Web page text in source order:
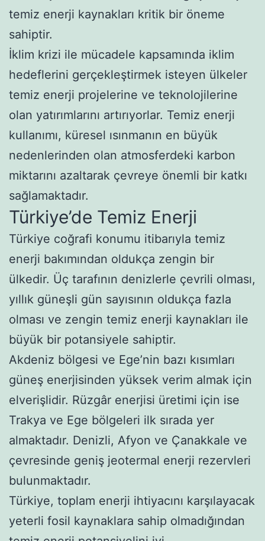
temiz enerji kaynakları kritik bir öneme
sahiptir.
İklim krizi ile mücadele kapsamında iklim
hedeflerini gerçekleştirmek isteyen ülkeler
temiz enerji projelerine ve teknolojilerine
olan yatırımlarını artırıyorlar. Temiz enerji
kullanımı, küresel ısınmanın en büyük
nedenlerinden olan atmosferdeki karbon
miktarını azaltarak çevreye önemli bir katkı
sağlamaktadır.
Türkiye’de Temiz Enerji
Türkiye coğrafi konumu itibarıyla temiz
enerji bakımından oldukça zengin bir
ülkedir. Üç tarafının denizlerle çevrili olması,
yıllık güneşli gün sayısının oldukça fazla
olması ve zengin temiz enerji kaynakları ile
büyük bir potansiyele sahiptir.
Akdeniz bölgesi ve Ege’nin bazı kısımları
güneş enerjisinden yüksek verim almak için
elverişlidir. Rüzgâr enerjisi üretimi için ise
Trakya ve Ege bölgeleri ilk sırada yer
almaktadır. Denizli, Afyon ve Çanakkale ve
çevresinde geniş jeotermal enerji rezervleri
bulunmaktadır.
Türkiye, toplam enerji ihtiyacını karşılayacak
yeterli fosil kaynaklara sahip olmadığından